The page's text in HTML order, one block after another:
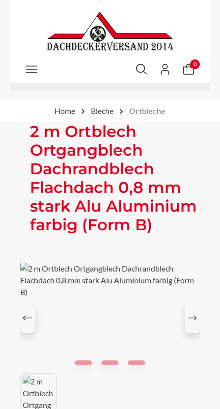
Zum Hauptinhalt springen
0
Home Bleche Ortbleche
2 m Ortblech
Ortgangblech
Dachrandblech
Flachdach 0,8 mm
stark Alu Aluminium
farbig (Form B)
Bildergalerie überspringen